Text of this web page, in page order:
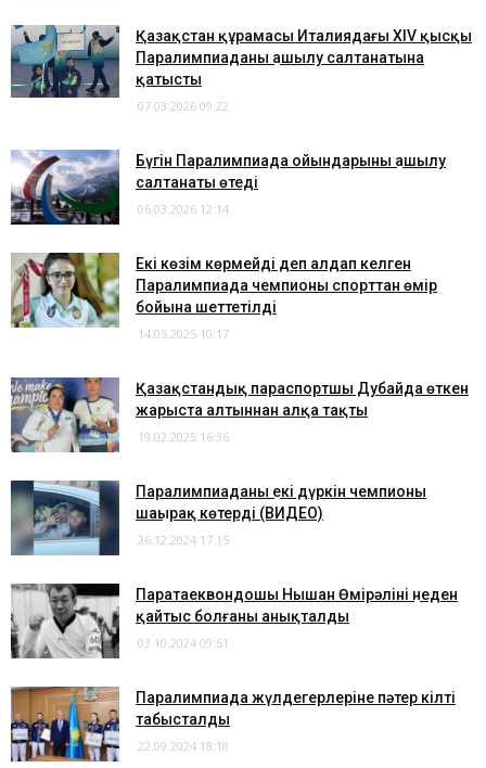
Қазақстан құрамасы Италиядағы XIV қысқы
Паралимпиаданың ашылу салтанатына
қатысты
07.03.2026 09:22
Бүгін Паралимпиада ойындарының ашылу
салтанаты өтеді
06.03.2026 12:14
Екі көзім көрмейді деп алдап келген
Паралимпиада чемпионы спорттан өмір
бойына шеттетілді
14.05.2025 10:17
Қазақстандық параспортшы Дубайда өткен
жарыста алтыннан алқа тақты
19.02.2025 16:36
Паралимпиаданың екі дүркін чемпионы
шаңырақ көтерді (ВИДЕО)
26.12.2024 17:15
Паратаеквондошы Нышан Өмірәлінің неден
қайтыс болғаны анықталды
03.10.2024 09:51
Паралимпиада жүлдегерлеріне пәтер кілті
табысталды
22.09.2024 18:18